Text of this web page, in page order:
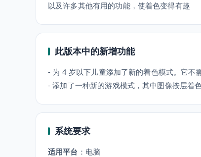
以及许多其他有用的功能，使着色变得有趣
此版本中的新增功能
- 为 4 岁以下儿童添加了新的着色模式。它不
- 添加了一种新的游戏模式，其中图像按层着
系统要求
适用平台 ： 电脑